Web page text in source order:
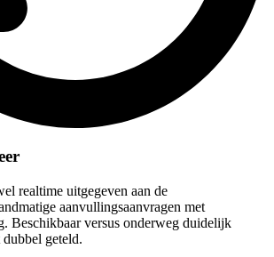
realtime uitgegeven aan de
aanvullingsaanvragen met
Beschikbaar versus onderweg duidelijk
geteld.